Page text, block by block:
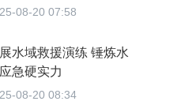
托管服务，以民生工程
08-20 07:58
水域救援演练 锤炼水
应急硬实力
08-20 08:34